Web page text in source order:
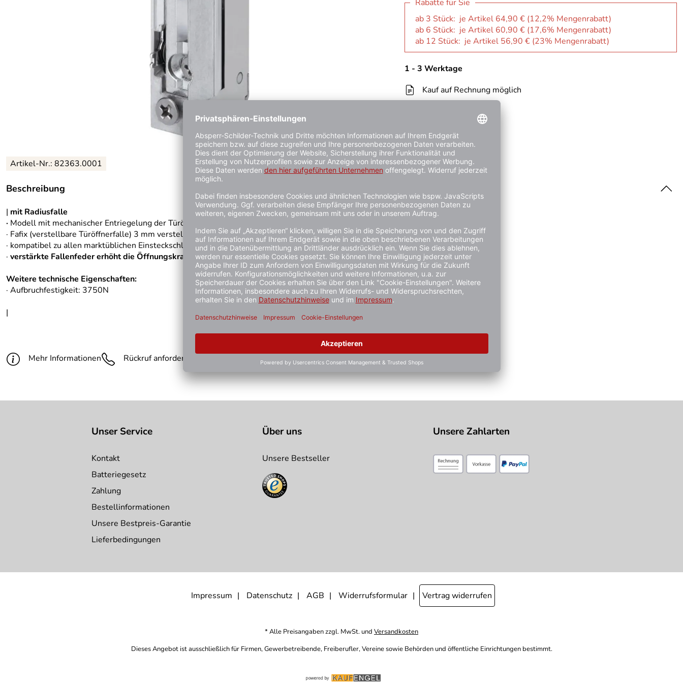
Rabatte für Sie
ab 3 Stück: je Artikel 64,90 € (12,2% Mengenrabatt)
ab 6 Stück: je Artikel 60,90 € (17,6% Mengenrabatt)
ab 12 Stück: je Artikel 56,90 € (23% Mengenrabatt)
1 - 3 Werktage
Kauf auf Rechnung möglich
Artikel-Nr.: 82363.0001
Beschreibung
| mit Radiusfalle
· Modell mit mechanischer Entriegelung der Türöffnerfalle
· Fafix (verstellbare Türöffnerfalle) 3 mm verstellbar
· kompatibel zu allen marktüblichen Einsteckschlössern und Schließblechen
· verstärkte Fallenfeder erhöht die Öffnungskraft , symmetrische Bauform, DIN links/rechts, sowie waagerecht einsetzbar
Weitere technische Eigenschaften:
· Aufbruchfestigkeit: 3750N
|
Mehr Informationen Rückruf anfordern Günstiger gesehen?
Unser Service
Kontakt
Batteriegesetz
Zahlung
Bestellinformationen
Unsere Bestpreis-Garantie
Lieferbedingungen
Über uns
Unsere Bestseller
Unsere Zahlarten
Impressum Datenschutz AGB Widerrufsformular Vertrag widerrufen
* Alle Preisangaben zzgl. MwSt. und Versandkosten
Dieses Angebot ist ausschließlich für Firmen, Gewerbetreibende, Freiberufler, Vereine sowie Behörden und öffentliche Einrichtungen bestimmt.